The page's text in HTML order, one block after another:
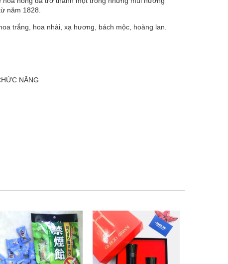
năm 1828.
trắng, hoa nhài, xạ hương, bách mộc, hoàng lan.
NĂNG